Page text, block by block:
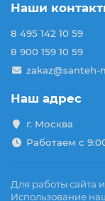
Наши
8 495 142 10 59
8 900 159 10 59
zakaz@santeh-
Наш адрес
г. Москва
Работаем с
Для работы сайта
Использование